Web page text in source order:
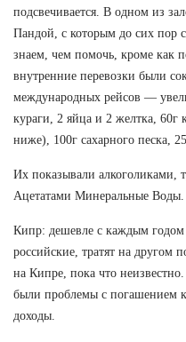
подсвечивается. В одном из
Пандой, с которым до сих пор
знаем, чем помочь, кроме как
внутренние перевозки были
международных рейсов —
кураги, 2 яйца и 2 желтка,
ниже), 100г сахарного песка,
Их показывали алкоголиками,
Ацетатами Минеральные Воды.
Кипр: дешевле с каждым годом
российские, тратят на другом
на Кипре, пока что
были проблемы с погашением
доходы.